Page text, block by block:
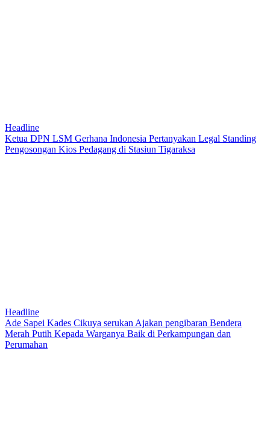
Headline
Ketua DPN LSM Gerhana Indonesia Pertanyakan Legal Standing
Pengosongan Kios Pedagang di Stasiun Tigaraksa
Headline
Ade Sapei Kades Cikuya serukan Ajakan pengibaran Bendera
Merah Putih Kepada Warganya Baik di Perkampungan dan
Perumahan